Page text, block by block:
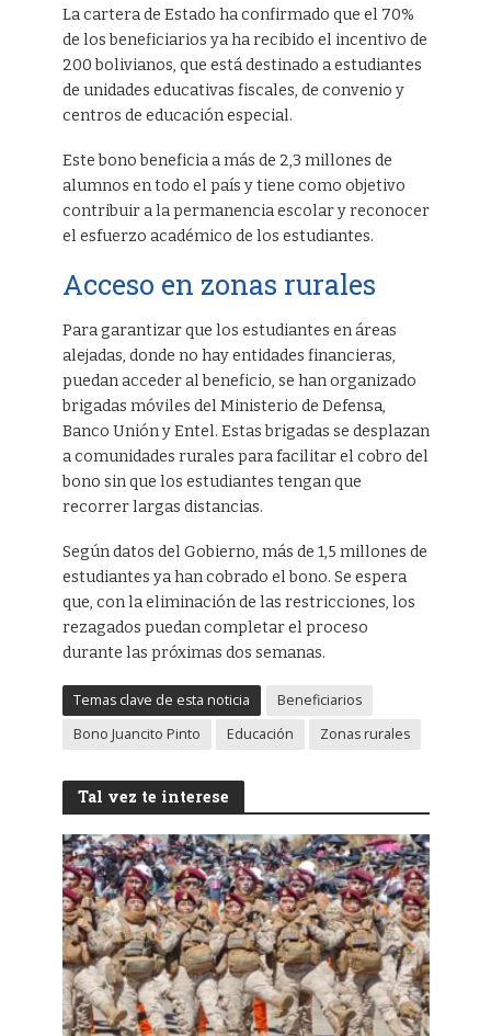
La cartera de Estado ha confirmado que el 70%
de los beneficiarios ya ha recibido el incentivo de
200 bolivianos, que está destinado a estudiantes
de unidades educativas fiscales, de convenio y
centros de educación especial.
Este bono beneficia a más de 2,3 millones de
alumnos en todo el país y tiene como objetivo
contribuir a la permanencia escolar y reconocer
el esfuerzo académico de los estudiantes.
Acceso en zonas rurales
Para garantizar que los estudiantes en áreas
alejadas, donde no hay entidades financieras,
puedan acceder al beneficio, se han organizado
brigadas móviles del Ministerio de Defensa,
Banco Unión y Entel. Estas brigadas se desplazan
a comunidades rurales para facilitar el cobro del
bono sin que los estudiantes tengan que
recorrer largas distancias.
Según datos del Gobierno, más de 1,5 millones de
estudiantes ya han cobrado el bono. Se espera
que, con la eliminación de las restricciones, los
rezagados puedan completar el proceso
durante las próximas dos semanas.
Temas clave de esta noticia
Beneficiarios
Bono Juancito Pinto
Educación Zonas rurales
Tal vez te interese